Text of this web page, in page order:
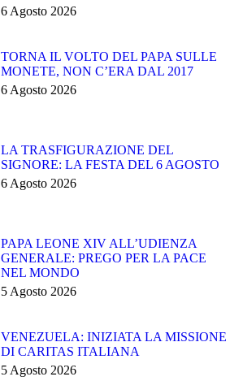
6 Agosto 2026
TORNA IL VOLTO DEL PAPA SULLE
MONETE, NON C’ERA DAL 2017
6 Agosto 2026
LA TRASFIGURAZIONE DEL
SIGNORE: LA FESTA DEL 6 AGOSTO
6 Agosto 2026
PAPA LEONE XIV ALL’UDIENZA
GENERALE: PREGO PER LA PACE
NEL MONDO
5 Agosto 2026
VENEZUELA: INIZIATA LA MISSIONE
DI CARITAS ITALIANA
5 Agosto 2026